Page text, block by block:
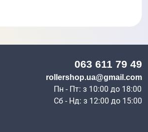
063 611 79 49
rollershop.ua@gmail.com
Пн - Пт: з 10:00 до 18:00
Сб - Нд: з 12:00 до 15:00